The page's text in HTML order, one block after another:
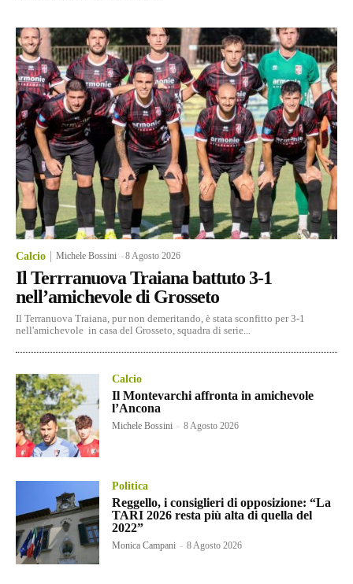
Calcio Michele Bossini -8 Agosto 2026
Il Terrranuova Traiana battuto 3-1
nell’amichevole di Grosseto
Il Terranuova Traiana, pur non demeritando, è stata sconfitto per 3-1
nell'amichevole in casa del Grosseto, squadra di serie...
Calcio
Il Montevarchi affronta in amichevole
l’Ancona
Michele Bossini - 8 Agosto 2026
Politica
Reggello, i consiglieri di opposizione: “La
TARI 2026 resta più alta di quella del
2022”
Monica Campani - 8 Agosto 2026